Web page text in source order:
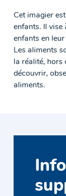
Cet imagier
enfants. Il vise
enfants en
Les aliments
la réalité, hors
découvrir,
aliments.